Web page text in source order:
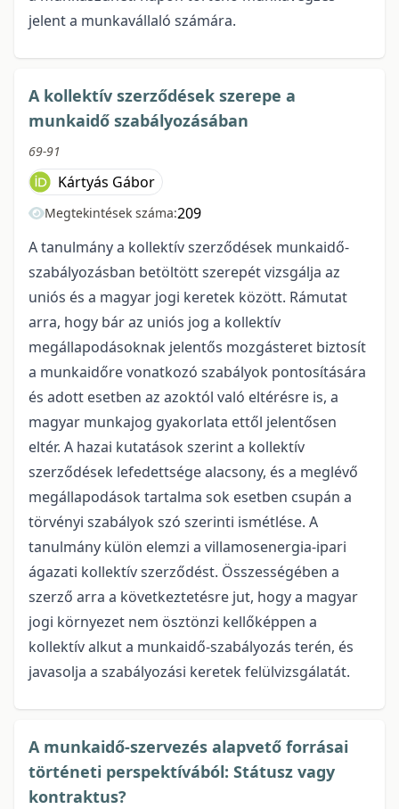
jelent a munkavállaló számára.
A kollektív szerződések szerepe a
munkaidő szabályozásában
69-91
Kártyás Gábor
Megtekintések száma:209
A tanulmány a kollektív szerződések munkaidő-
szabályozásban betöltött szerepét vizsgálja az
uniós és a magyar jogi keretek között. Rámutat
arra, hogy bár az uniós jog a kollektív
megállapodásoknak jelentős mozgásteret biztosít
a munkaidőre vonatkozó szabályok pontosítására
és adott esetben az azoktól való eltérésre is, a
magyar munkajog gyakorlata ettől jelentősen
eltér. A hazai kutatások szerint a kollektív
szerződések lefedettsége alacsony, és a meglévő
megállapodások tartalma sok esetben csupán a
törvényi szabályok szó szerinti ismétlése. A
tanulmány külön elemzi a villamosenergia-ipari
ágazati kollektív szerződést. Összességében a
szerző arra a következtetésre jut, hogy a magyar
jogi környezet nem ösztönzi kellőképpen a
kollektív alkut a munkaidő-szabályozás terén, és
javasolja a szabályozási keretek felülvizsgálatát.
A munkaidő-szervezés alapvető forrásai
történeti perspektívából: Státusz vagy
kontraktus?